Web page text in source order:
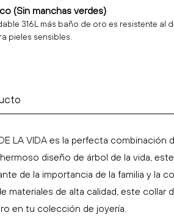
(Sin manchas verdes)
316L más baño de oro es resistente al
pieles sensibles.
LA VIDA es la perfecta combinación
diseño de árbol de la vida,
de la importancia de la familia y la
materiales de alta calidad, este collar
en tu colección de joyería.